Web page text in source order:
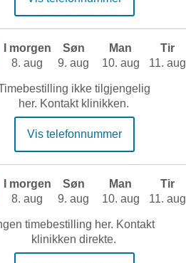
I morgen
8. aug
Søn
9. aug
Man
10. aug
Tir
11. aug
ikke tilgjengelig
her. Kontakt klinikken.
Vis telefonnummer
I morgen
8. aug
Søn
9. aug
Man
10. aug
Tir
11. aug
timebestilling her. Kontakt
klinikken direkte.